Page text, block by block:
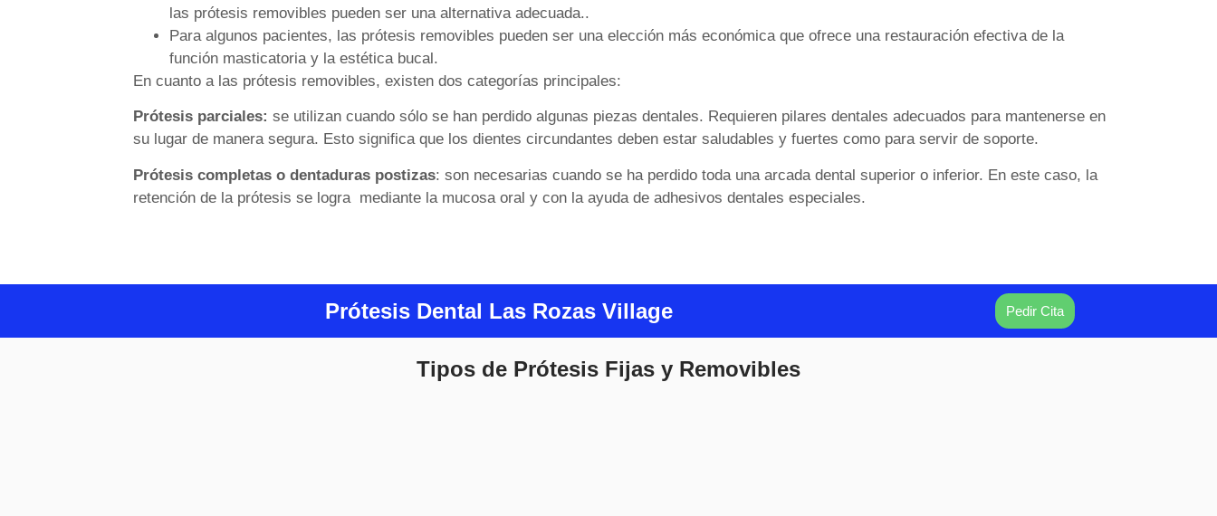
las prótesis removibles pueden ser una alternativa adecuada..
Para algunos pacientes, las prótesis removibles pueden ser una elección más económica que ofrece una restauración efectiva de la
función masticatoria y la estética bucal.
En cuanto a las prótesis removibles, existen dos categorías principales:
Prótesis parciales: se utilizan cuando sólo se han perdido algunas piezas dentales. Requieren pilares dentales adecuados para mantenerse en
su lugar de manera segura. Esto significa que los dientes circundantes deben estar saludables y fuertes como para servir de soporte.
Prótesis completas o dentaduras postizas: son necesarias cuando se ha perdido toda una arcada dental superior o inferior. En este caso, la
retención de la prótesis se logra mediante la mucosa oral y con la ayuda de adhesivos dentales especiales.
Prótesis Dental Las Rozas Village Pedir Cita
Tipos de Prótesis Fijas y Removibles